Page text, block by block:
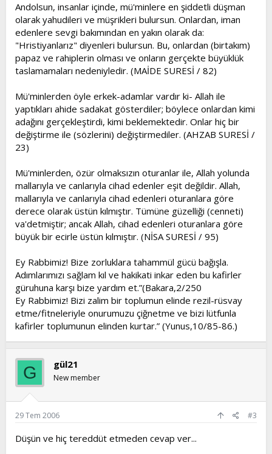
Andolsun, insanlar içinde, mü'minlere en şiddetli düşman
olarak yahudileri ve müşrikleri bulursun. Onlardan, iman
edenlere sevgi bakımından en yakın olarak da:
"Hristiyanlarız" diyenleri bulursun. Bu, onlardan (birtakım)
papaz ve rahiplerin olması ve onların gerçekte büyüklük
taslamamaları nedeniyledir. (MAİDE SURESİ / 82)
Mü'minlerden öyle erkek-adamlar vardır ki- Allah ile
yaptıkları ahide sadakat gösterdiler; böylece onlardan kimi
adağını gerçekleştirdi, kimi beklemektedir. Onlar hiç bir
değiştirme ile (sözlerini) değiştirmediler. (AHZAB SURESİ /
23)
Mü'minlerden, özür olmaksızın oturanlar ile, Allah yolunda
mallarıyla ve canlarıyla cihad edenler eşit değildir. Allah,
mallarıyla ve canlarıyla cihad edenleri oturanlara göre
derece olarak üstün kılmıştır. Tümüne güzelliği (cenneti)
va'detmiştir; ancak Allah, cihad edenleri oturanlara göre
büyük bir ecirle üstün kılmıştır. (NİSA SURESİ / 95)
Ey Rabbimiz! Bize zorluklara tahammül gücü bağışla.
Adımlarımızı sağlam kıl ve hakikati inkar eden bu kafirler
güruhuna karşı bize yardım et.”(Bakara,2/250
Ey Rabbimiz! Bizi zalim bir toplumun elinde rezil-rüsvay
etme/fitneleriyle onurumuzu çiğnetme ve bizi lütfunla
kafirler toplumunun elinden kurtar.” (Yunus,10/85-86.)
G gül21
New member
29 Tem 2006 #3
Düşün ve hiç tereddüt etmeden cevap ver...